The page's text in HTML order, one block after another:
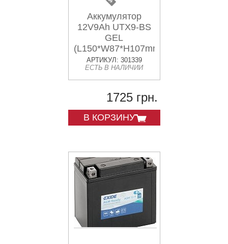
Аккумулятор
12V9Ah UTX9-BS
GEL
(L150*W87*H107mm)
АРТИКУЛ: 301339
ЕСТЬ В НАЛИЧИИ
1725 грн.
В КОРЗИНУ